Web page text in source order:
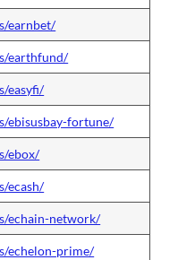
earnbet/
earthfund/
easyfi/
ebisusbay-fortune/
ebox/
ecash/
echain-network/
echelon-prime/